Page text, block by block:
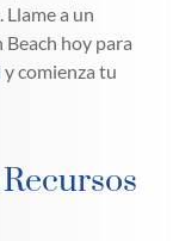
Llame a un
hoy para
y comienza tu